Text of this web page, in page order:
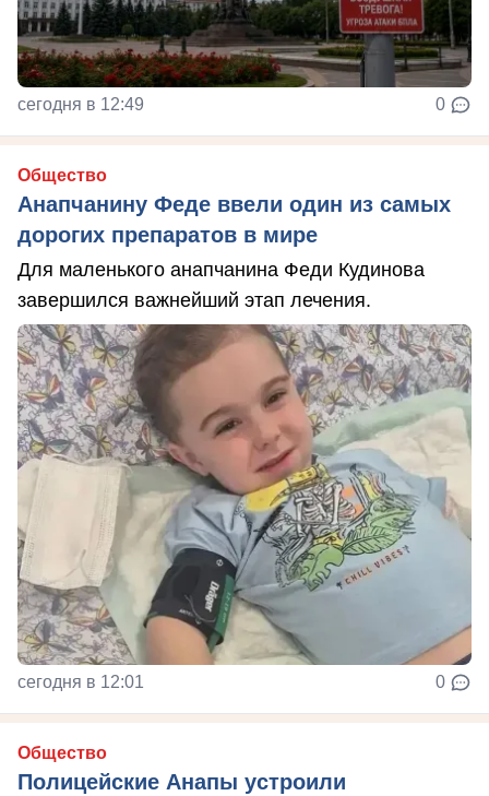
сегодня в 12:49 0
Общество
Анапчанину Феде ввели один из самых
дорогих препаратов в мире
Для маленького анапчанина Феди Кудинова
завершился важнейший этап лечения.
сегодня в 12:01 0
Общество
Полицейские Анапы устроили